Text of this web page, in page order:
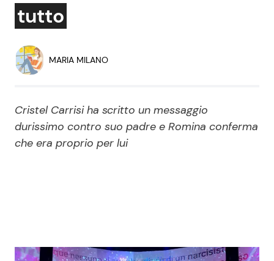
Dal Mondo
Economia
Persone Scomparse
Politica Reality e Talent
News Musica
tutto
MARIA MILANO
Cristel Carrisi ha scritto un messaggio
durissimo contro suo padre e Romina conferma
che era proprio per lui